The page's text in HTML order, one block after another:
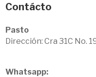
Contácto
Pasto
Dirección:Cra 31C No.
Whatsapp: